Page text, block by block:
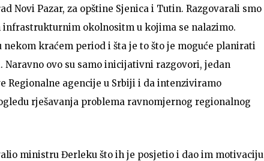
Novi Pazar, za opštine Sjenica i Tutin. Razgovarali smo
okolnositm u kojima se nalazimo.
kraćem period i šta je to što je moguće planirati
ovo su samo inicijativni razgovori, jedan
Regionalne agencije u Srbiji i da intenziviramo
rješavanja problema ravnomjernog regionalnog
ministru Đerleku što ih je posjetio i dao im motivaciju